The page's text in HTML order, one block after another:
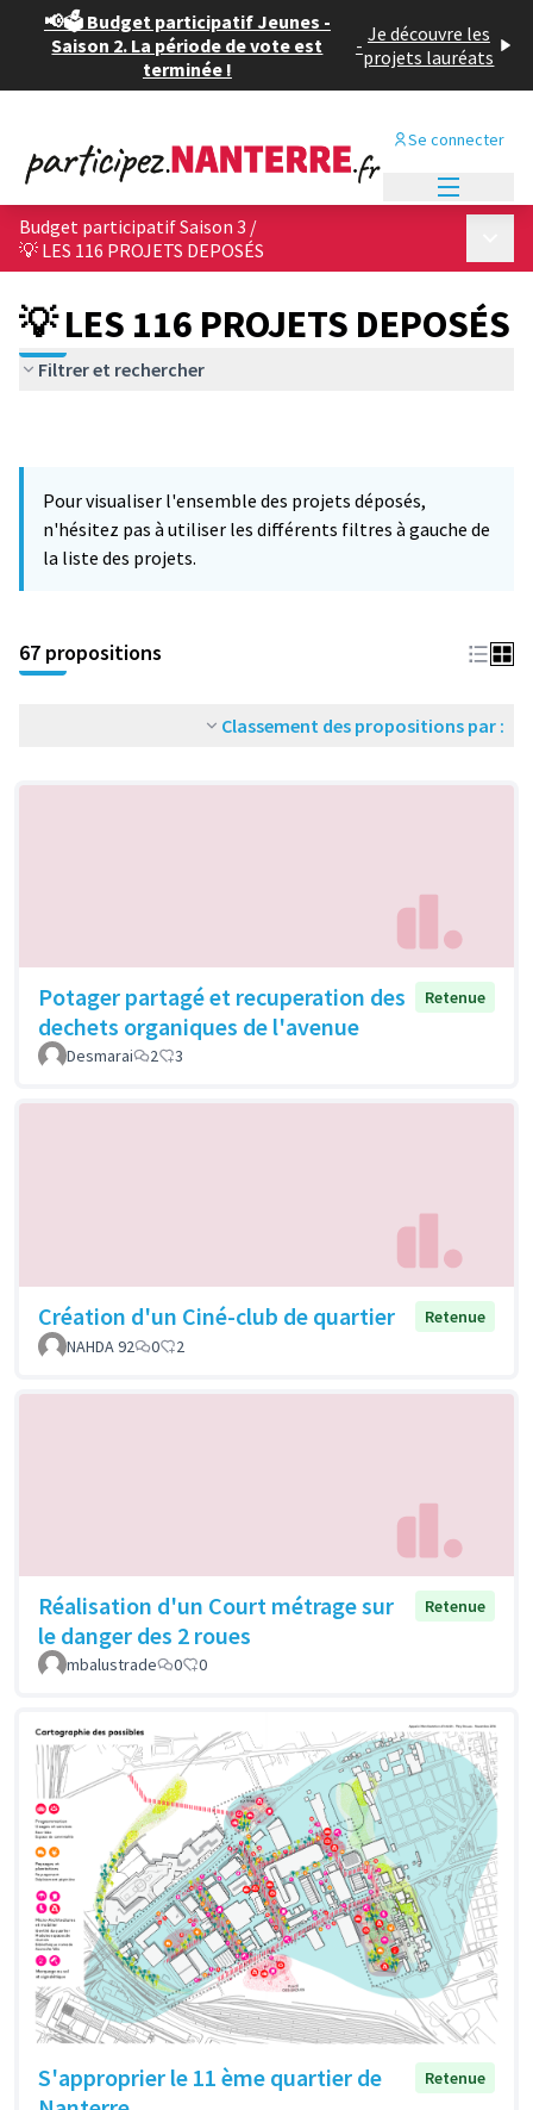
📢🗳️ Budget participatif Jeunes -
Saison 2. La période de vote est
terminée !
- Je découvre les
projets lauréats
Se connecter
Budget participatif Saison 3 /
💡 LES 116 PROJETS DEPOSÉS
💡 LES 116 PROJETS DEPOSÉS
Filtrer et rechercher
Pour visualiser l'ensemble des projets déposés,
n'hésitez pas à utiliser les différents filtres à gauche de
la liste des projets.
67 propositions
Classement des propositions par :
Potager partagé et recuperation des
dechets organiques de l'avenue
Retenue
Desmarai 2 3
Création d'un Ciné-club de quartier
Retenue
NAHDA 92
0 2
Réalisation d'un Court métrage sur
le danger des 2 roues
Retenue
mbalustrade 0 0
S'approprier le 11 ème quartier de
Retenue